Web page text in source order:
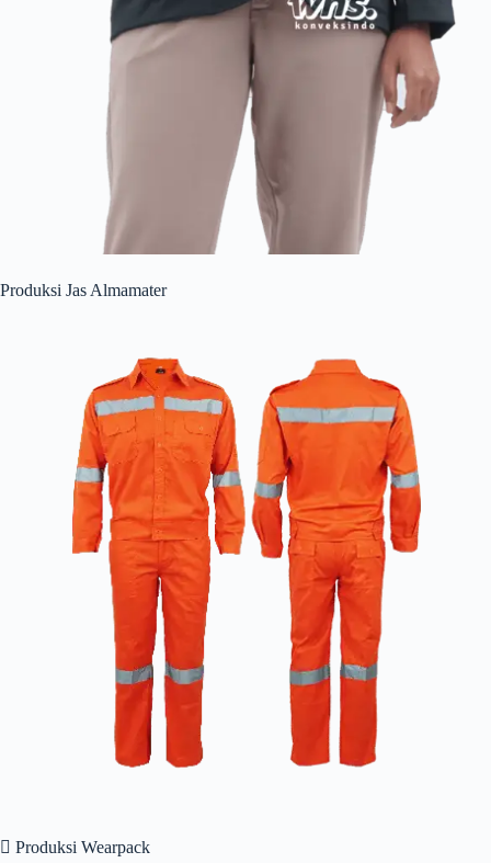
Produksi Jas Almamater
 Produksi Wearpack